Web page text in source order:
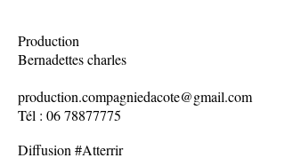
Production
Bernadettes charles
production.compagniedacote@gmail.com
Tél : 06 78877775
Diffusion #Atterrir